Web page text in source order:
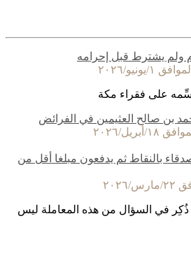
ولم يشترط قبل إحرامه
على فقراء مكة
بن صالح العثيمين في الفرائض
بالنقاط ثم يدفعون مبلغا أقل من
ذُكِر في السؤال من هذه المعاملة ليس